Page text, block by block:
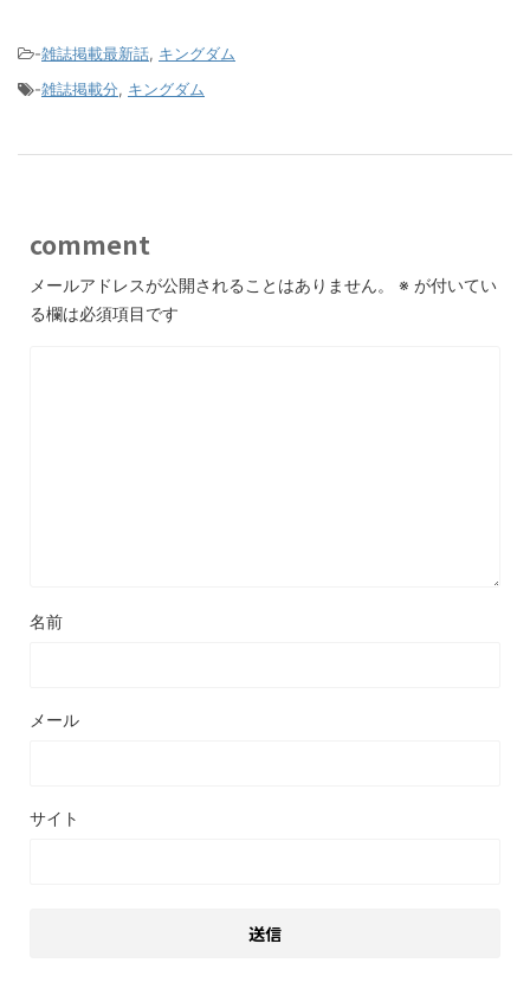
-雑誌掲載最新話, キングダム
-雑誌掲載分, キングダム
comment
メールアドレスが公開されることはありません。 ※ が付いてい
る欄は必須項目です
名前
メール
サイト